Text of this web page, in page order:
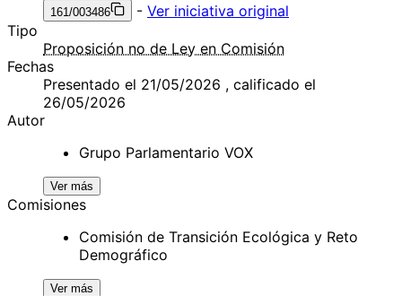
161/003486 - Ver iniciativa original
Tipo
Proposición no de Ley en Comisión
Fechas
Presentado el 21/05/2026 , calificado el
26/05/2026
Autor
Grupo Parlamentario VOX
Ver más
Comisiones
Comisión de Transición Ecológica y Reto
Demográfico
Ver más